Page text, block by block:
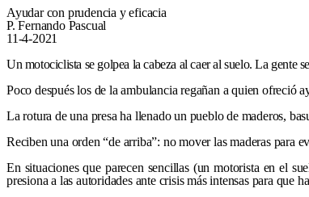
Ayudar con prudencia y eficacia
P. Fernando Pascual
11-4-2021
Un motociclista se golpea la cabeza al caer al suelo. La gente
Poco después los de la ambulancia regañan a quien ofreció
La rotura de una presa ha llenado un pueblo de maderos,
Reciben una orden “de arriba”: no mover las maderas para
En situaciones que parecen sencillas (un motorista en el
presiona a las autoridades ante crisis más intensas para que